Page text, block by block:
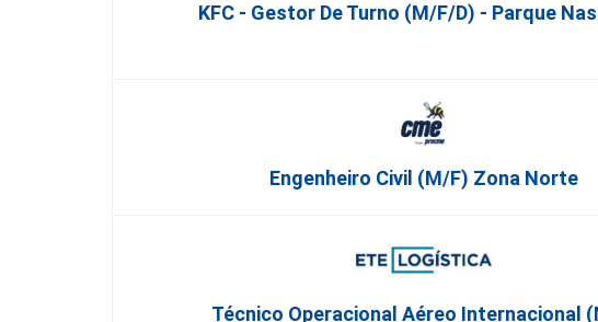
KFC - Gestor De Turno (m/f/d) - Parque
Engenheiro Civil (m/f) Zona Norte
Técnico Operacional Aéreo Internacional